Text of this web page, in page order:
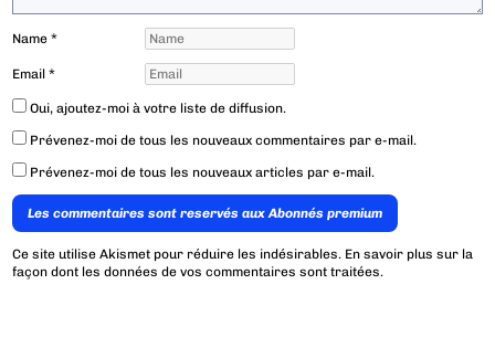
Name*
Email*
Oui, ajoutez-moi à votre liste de diffusion.
Prévenez-moi de tous les nouveaux commentaires par e-mail.
Prévenez-moi de tous les nouveaux articles par e-mail.
Les commentaires sont reservés aux Abonnés premium
Ce site utilise Akismet pour réduire les indésirables. En savoir plus sur la
façon dont les données de vos commentaires sont traitées.